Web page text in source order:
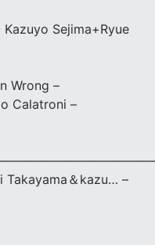
Sejima+Ryue
Wrong –
Calatroni –
＆kazu… –